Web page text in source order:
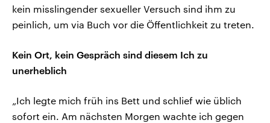
kein misslingender sexueller Versuch sind ihm zu
peinlich, um via Buch vor die Öffentlichkeit zu treten.
Kein Ort, kein Gespräch sind diesem Ich zu
unerheblich
„Ich legte mich früh ins Bett und schlief wie üblich
sofort ein. Am nächsten Morgen wachte ich gegen